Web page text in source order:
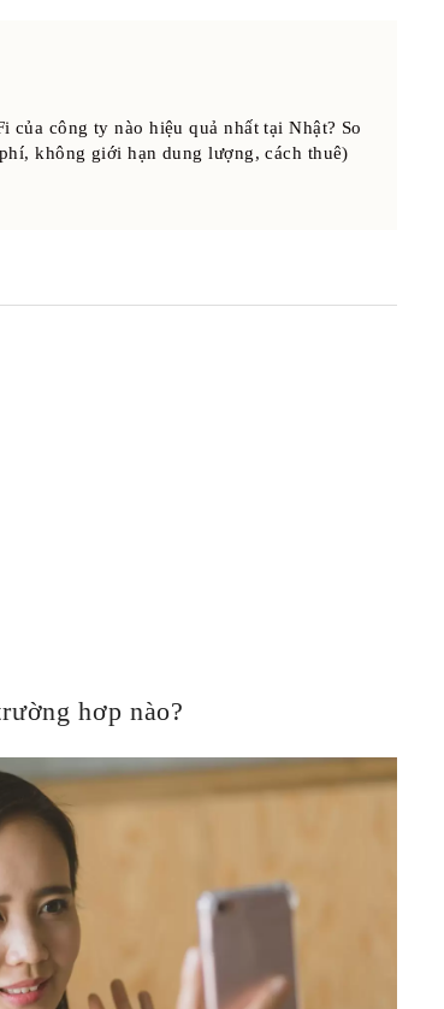
của công ty nào hiệu quả nhất tại Nhật? So
không giới hạn dung lượng, cách thuê)
hơp nào?